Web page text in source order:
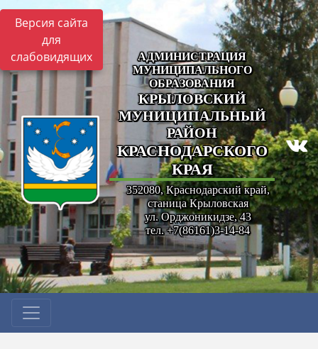
Версия сайта
для
слабовидящих
АДМИНИСТРАЦИЯ
МУНИЦИПАЛЬНОГО
ОБРАЗОВАНИЯ
КРЫЛОВСКИЙ
МУНИЦИПАЛЬНЫЙ
РАЙОН
КРАСНОДАРСКОГО
КРАЯ
352080, Краснодарский край,
станица Крыловская
ул. Орджоникидзе, 43
тел. +7(86161)3-14-84